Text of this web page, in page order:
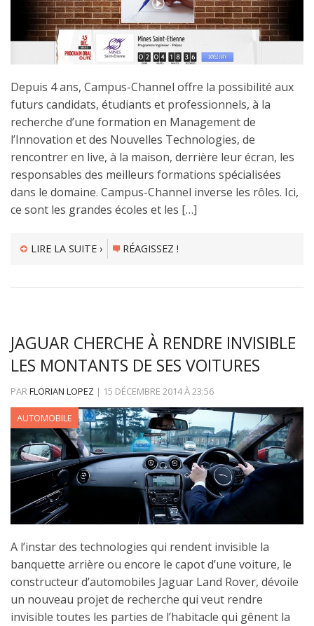
Depuis 4 ans, Campus-Channel offre la possibilité aux
futurs candidats, étudiants et professionnels, à la
recherche d’une formation en Management de
l’Innovation et des Nouvelles Technologies, de
rencontrer en live, à la maison, derrière leur écran, les
responsables des meilleurs formations spécialisées
dans le domaine. Campus-Channel inverse les rôles. Ici,
ce sont les grandes écoles et les […]
LIRE LA SUITE › RÉAGISSEZ !
JAGUAR CHERCHE À RENDRE INVISIBLE
LES MONTANTS DE SES VOITURES
PARFLORIAN LOPEZ | 15 DÉCEMBRE 2014À23:56
AUTOMOBILE
A l’instar des technologies qui rendent invisible la
banquette arrière ou encore le capot d’une voiture, le
constructeur d’automobiles Jaguar Land Rover, dévoile
un nouveau projet de recherche qui veut rendre
invisible toutes les parties de l’habitacle qui gênent la